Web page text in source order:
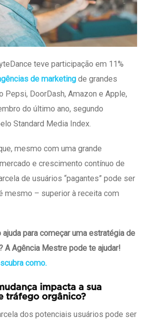
teve participação em 11%
de marketing de grandes
Pepsi, DoorDash, Amazon e Apple,
do último ano, segundo
Standard Media Index.
mesmo com uma grande
e crescimento contínuo de
de usuários “pagantes” pode ser
mesmo – superior à receita com
ajuda para começar uma estratégia de
A Agência Mestre pode te ajudar!
como.
impacta a sua
tráfego orgânico?
dos potenciais usuários pode ser